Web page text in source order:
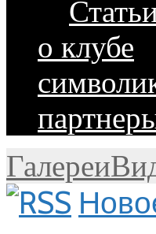
о клубе
Галереи